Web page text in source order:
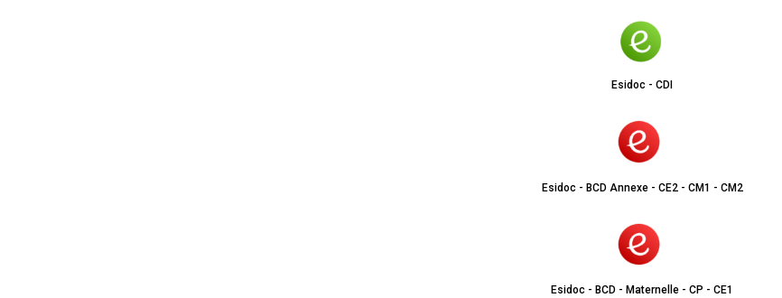
Esidoc - CDI
Esidoc - BCD Annexe - CE2 - CM1 - CM2
Esidoc - BCD - Maternelle - CP - CE1